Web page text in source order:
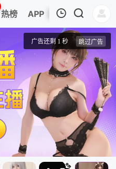
热榜 APP